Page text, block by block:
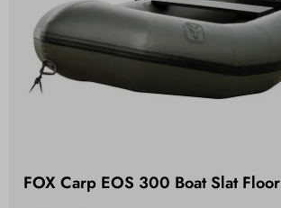
FOX Carp EOS 300 Boat Slat Floor